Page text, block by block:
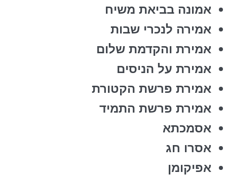
אמונה בביאת משיח
אמירה לנכרי שבות
אמירת והקדמת שלום
אמירת על הניסים
אמירת פרשת הקטורת
אמירת פרשת התמיד
אסמכתא
אסרו חג
אפיקומן